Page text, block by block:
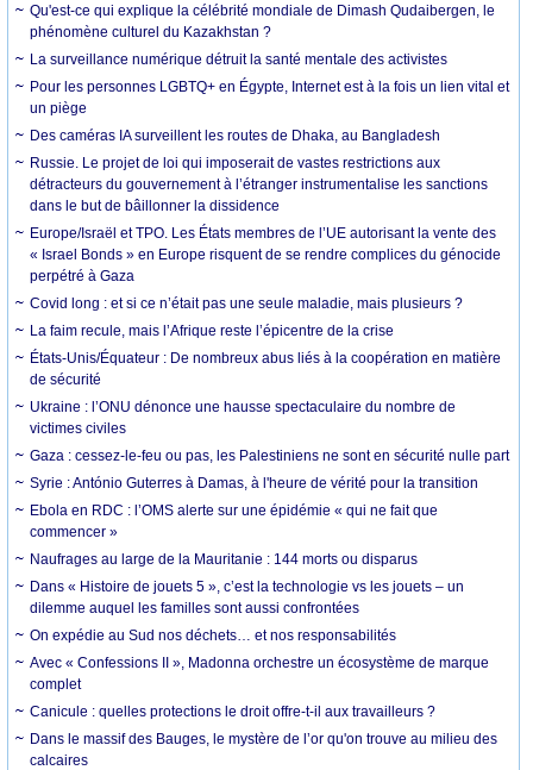
Qu'est-ce qui explique la célébrité mondiale de Dimash Qudaibergen, le
phénomène culturel du Kazakhstan ?
La surveillance numérique détruit la santé mentale des activistes
Pour les personnes LGBTQ+ en Égypte, Internet est à la fois un lien vital et
un piège
Des caméras IA surveillent les routes de Dhaka, au Bangladesh
Russie. Le projet de loi qui imposerait de vastes restrictions aux
détracteurs du gouvernement à l’étranger instrumentalise les sanctions
dans le but de bâillonner la dissidence
Europe/Israël et TPO. Les États membres de l’UE autorisant la vente des
« Israel Bonds » en Europe risquent de se rendre complices du génocide
perpétré à Gaza
Covid long : et si ce n’était pas une seule maladie, mais plusieurs ?
La faim recule, mais l’Afrique reste l’épicentre de la crise
États-Unis/Équateur : De nombreux abus liés à la coopération en matière
de sécurité
Ukraine : l’ONU dénonce une hausse spectaculaire du nombre de
victimes civiles
Gaza : cessez-le-feu ou pas, les Palestiniens ne sont en sécurité nulle part
Syrie : António Guterres à Damas, à l'heure de vérité pour la transition
Ebola en RDC : l’OMS alerte sur une épidémie « qui ne fait que
commencer »
Naufrages au large de la Mauritanie : 144 morts ou disparus
Dans « Histoire de jouets 5 », c’est la technologie vs les jouets – un
dilemme auquel les familles sont aussi confrontées
On expédie au Sud nos déchets… et nos responsabilités
Avec « Confessions II », Madonna orchestre un écosystème de marque
complet
Canicule : quelles protections le droit offre-t-il aux travailleurs ?
Dans le massif des Bauges, le mystère de l’or qu'on trouve au milieu des
calcaires